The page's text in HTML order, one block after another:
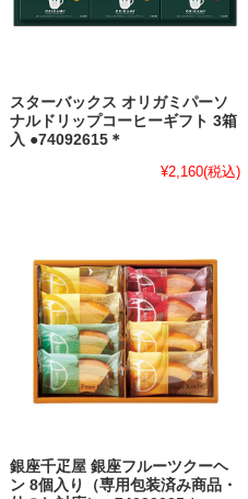
スターバックス オリガミパーソ
ナルドリップコーヒーギフト 3箱
入 ●74092615＊
¥2,160(税込)
銀座千疋屋 銀座フルーツクーヘ
ン 8個入り（専用包装済み商品・